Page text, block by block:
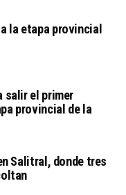
la etapa provincial
salir el primer
provincial de la
Salitral, donde tres